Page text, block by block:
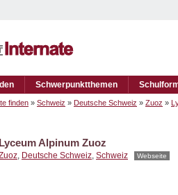
Schwerpunktthemen
finden » Schweiz » Deutsche Schweiz » Zuoz »
Lyceum Alpinum Zuoz
, Deutsche Schweiz, Schweiz Webseite